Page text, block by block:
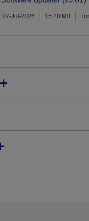
07-Jul-2026 15.20 MB